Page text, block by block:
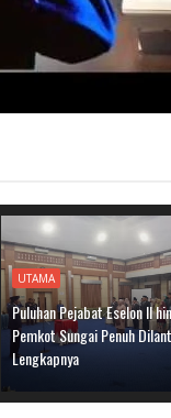
UTAMA
Puluhan Pejabat Eselon II
Pemkot Sungai Penuh
Lengkapnya